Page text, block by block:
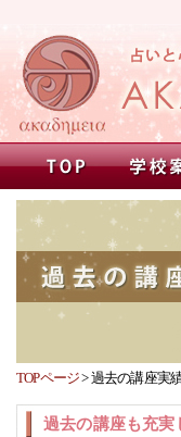
TOPページ>過去の講座実
過去の講座も充実